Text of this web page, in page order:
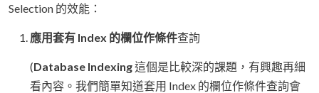
Selection 的效能：
應用套有 Index 的欄位作條件查詢
(Database Indexing這個是比較深的課題，有興趣再細
看內容。我們簡單知道套用 Index 的欄位作條件查詢會